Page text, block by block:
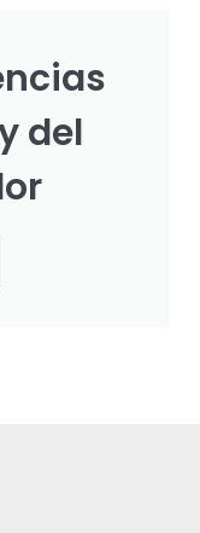
del